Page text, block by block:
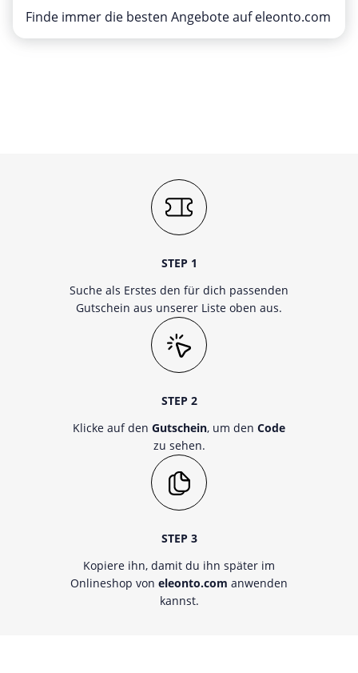
Urlaub & Reise
Finde immer die besten Angebote auf eleonto.com
STEP 1
Suche als Erstes den für dich passenden
Gutschein aus unserer Liste oben aus.
STEP 2
Klicke auf den Gutschein, um den Code
zu sehen.
STEP 3
Kopiere ihn, damit du ihn später im
Onlineshop von eleonto.com anwenden
kannst.